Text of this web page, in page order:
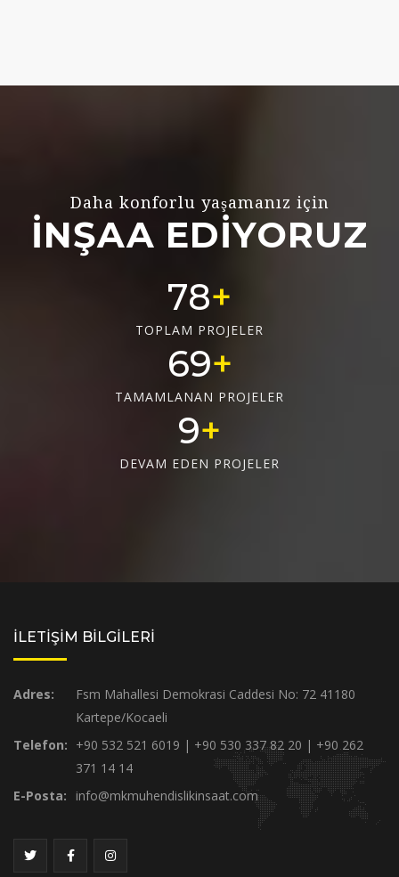
Daha konforlu yaşamanız için
İNŞAA EDİYORUZ
78
TOPLAM PROJELER
69
TAMAMLANAN PROJELER
9
DEVAM EDEN PROJELER
İLETİŞİM BİLGİLERİ
Adres:
Fsm Mahallesi Demokrasi Caddesi No: 72 41180
Kartepe/Kocaeli
Telefon: +90 532 521 6019 | +90 530 337 82 20 | +90 262
371 14 14
E-Posta:
info@mkmuhendislikinsaat.com